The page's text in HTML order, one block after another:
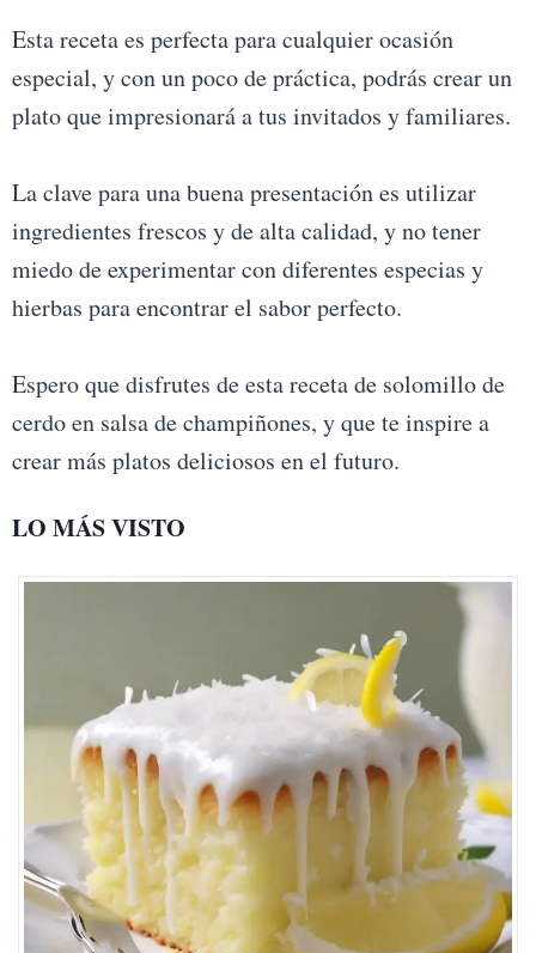
Esta receta es perfecta para cualquier ocasión
especial, y con un poco de práctica, podrás crear un
plato que impresionará a tus invitados y familiares.
La clave para una buena presentación es utilizar
ingredientes frescos y de alta calidad, y no tener
miedo de experimentar con diferentes especias y
hierbas para encontrar el sabor perfecto.
Espero que disfrutes de esta receta de solomillo de
cerdo en salsa de champiñones, y que te inspire a
crear más platos deliciosos en el futuro.
LO MÁS VISTO